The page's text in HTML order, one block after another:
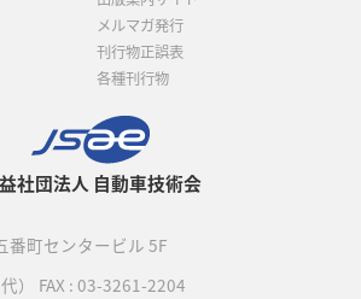
社団法人 自動車技術会
番町センタービル 5F
代） FAX : 03-3261-2204
メルマガ発行
刊行物正誤表
各種刊行物